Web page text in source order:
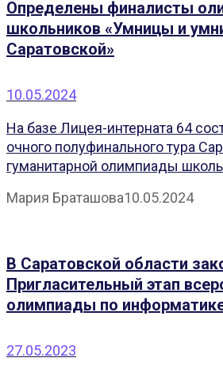
Определены финалисты
школьников «Умницы и
Саратовской»
10.05.2024
На базе Лицея-интерната 64
очного полуфинального тура
гуманитарной олимпиады
Мария Браташова10.05.2024
В Саратовской области
Пригласительный этап
олимпиады по
27.05.2023